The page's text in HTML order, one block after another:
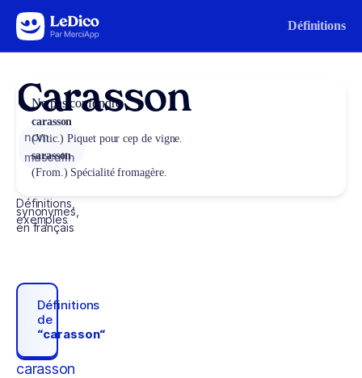
Aller au contenu Définitions
Carasson
nom
masculin
Définitions,
synonymes,
exemples
en français
Définitions
de
“carasson“
carasson
Ne pas confondre
carasson
(Vitic.) Piquet pour cep de vigne.
sarasson
(From.) Spécialité fromagère.